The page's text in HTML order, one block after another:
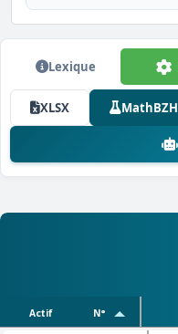
Lexique
XLSX MathBZH
Actif N°